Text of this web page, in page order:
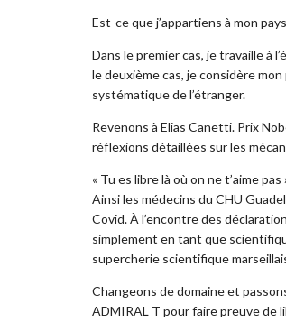
Est-ce que j’appartiens à mon
Dans le premier cas, je travaille à
le deuxième cas, je considère
systématique de l’étranger.
Revenons à Elias Canetti. Prix
réflexions détaillées sur les
« Tu es libre là où on ne t’aime pas
Ainsi les médecins du CHU
Covid. À l’encontre des
simplement en tant que
supercherie scientifique
Changeons de domaine et
ADMIRAL T pour faire preuve de